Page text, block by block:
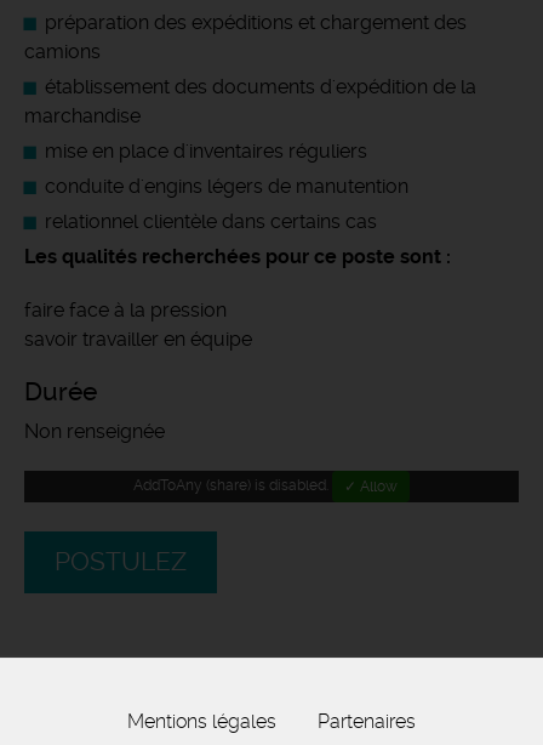
préparation des expéditions et chargement des
camions
établissement des documents d'expédition de la
marchandise
mise en place d'inventaires réguliers
conduite d'engins légers de manutention
relationnel clientèle dans certains cas
Les qualités recherchées pour ce poste sont :
faire face à la pression
savoir travailler en équipe
Durée
Non renseignée
AddToAny (share) is disabled. ✓ Allow
POSTULEZ
Mentions légales Partenaires